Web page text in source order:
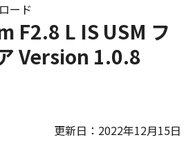
F2.8 L IS USM フ
Version 1.0.8
ード
更新日：2022年12月15日